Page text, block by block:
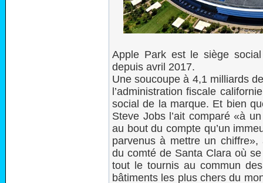
Apple Park est le siège
depuis avril 2017.
Une soucoupe à 4,1 milliards
l’administration fiscale
social de la marque. Et bien
Steve Jobs l’ait comparé «à
au bout du compte qu’un
parvenus à mettre un
du comté de Santa Clara où
tout le tournis au commun
bâtiments les plus chers du